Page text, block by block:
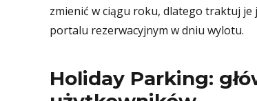
zmienić w ciągu roku, dlatego traktuj
portalu rezerwacyjnym w dniu wylotu.
Holiday Parking: